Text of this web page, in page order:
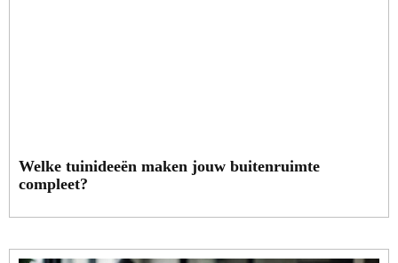
Welke tuinideeën maken jouw buitenruimte
compleet?